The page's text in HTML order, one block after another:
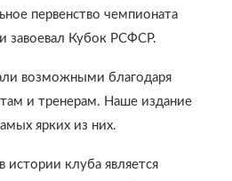
первенство чемпионата
завоевал Кубок РСФСР.
возможными благодаря
и тренерам. Наше издание
ярких из них.
клуба является